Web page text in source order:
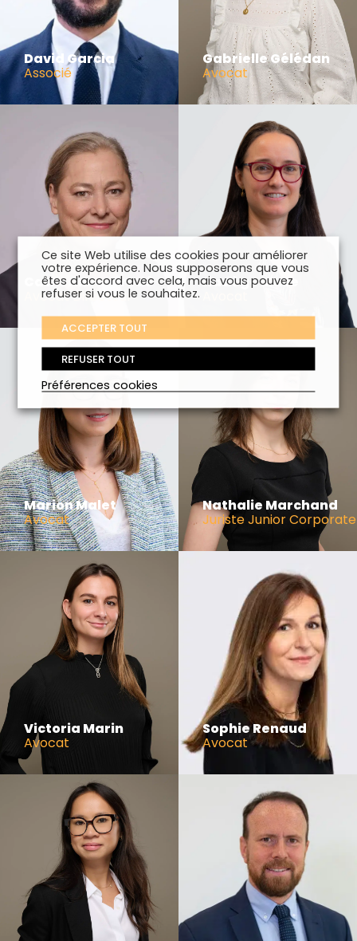
David Garcia
Associé
Gabrielle Gélédan
Avocat
Catherine Larrodé
Avocat Directeur
Nadège Mace
Marion Malet
Avocat
Nathalie Marchand
Juriste Junior Corporate
Victoria Marin
Avocat
Sophie Renaud
Avocat
Ce site Web utilise des cookies pour améliorer
votre expérience. Nous supposerons que vous
êtes d'accord avec cela, mais vous pouvez
refuser si vous le souhaitez.
ACCEPTER TOUT
REFUSER TOUT
Préférences cookies